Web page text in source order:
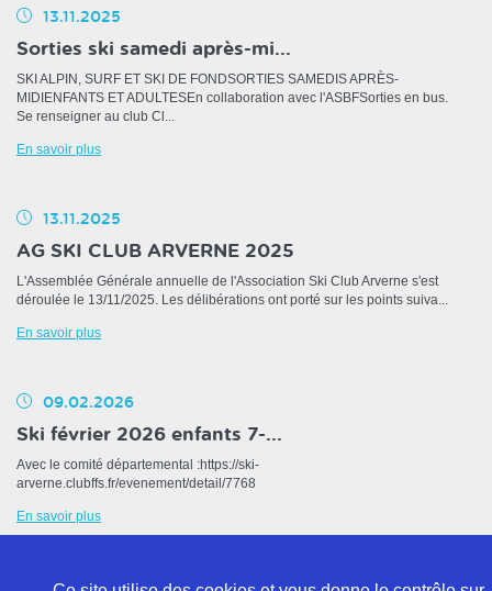
13.11.2025
Sorties ski samedi après-mi...
SKI ALPIN, SURF ET SKI DE FONDSORTIES SAMEDIS APRÈS-
MIDIENFANTS ET ADULTESEn collaboration avec l'ASBFSorties en bus.
Se renseigner au club Cl...
En savoir plus
13.11.2025
AG SKI CLUB ARVERNE 2025
L'Assemblée Générale annuelle de l'Association Ski Club Arverne s'est
déroulée le 13/11/2025. Les délibérations ont porté sur les points suiva...
En savoir plus
09.02.2026
Ski février 2026 enfants 7-...
Avec le comité départemental :https://ski-
arverne.clubffs.fr/evenement/detail/7768
En savoir plus